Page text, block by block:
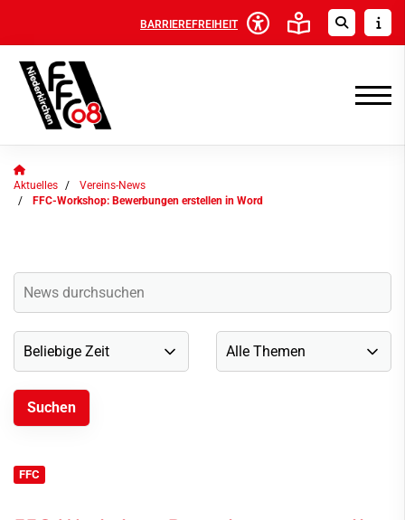
BARRIEREFREIHEIT
Aktuelles
Vereins-News
FFC-Workshop: Bewerbungen erstellen in Word
FFC